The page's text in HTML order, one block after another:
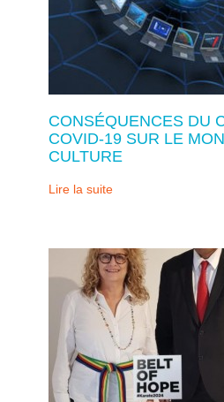
CONSÉQUENCES DU
COVID-19 SUR LE
CULTURE
Lire la suite